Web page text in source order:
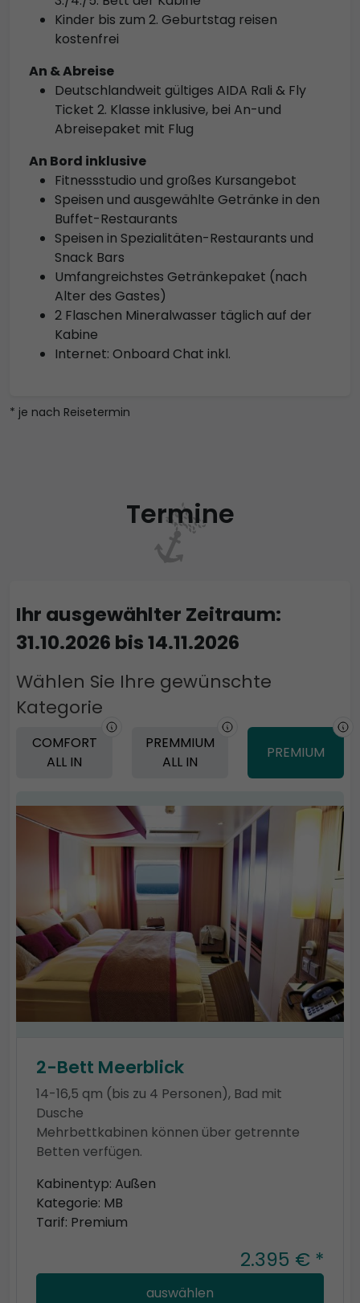
Kinder bis zum 2. Geburtstag reisen
kostenfrei
An & Abreise
Deutschlandweit gültiges AIDA Rali & Fly
Ticket 2. Klasse inklusive, bei An-und
Abreisepaket mit Flug
An Bord inklusive
Fitnessstudio und großes Kursangebot
Speisen und ausgewählte Getränke in den
Buffet-Restaurants
Speisen in Spezialitäten-Restaurants und
Snack Bars
Umfangreichstes Getränkepaket (nach
Alter des Gastes)
2 Flaschen Mineralwasser täglich auf der
Kabine
Internet: Onboard Chat inkl.
* je nach Reisetermin
Termine
Ihr ausgewählter Zeitraum:
31.10.2026 bis 14.11.2026
Wählen Sie Ihre gewünschte
Kategorie
COMFORT
ALL IN
PREMMIUM
ALL IN
PREMIUM
2-Bett Meerblick
14-16,5 qm (bis zu 4 Personen), Bad mit
Dusche
Mehrbettkabinen können über getrennte
Betten verfügen.
Kabinentyp: Außen
Kategorie: MB
Tarif: Premium
2.395 € *
auswählen